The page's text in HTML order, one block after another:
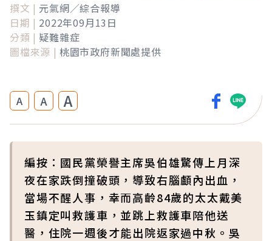
撰文 | 元氣網／綜合報導
日期 | 2022年09月13日
分類 | 疑難雜症
圖檔來源 | 桃園市政府新聞處提供
A A A
編按：國民黨榮譽主席吳伯雄驚傳上月深
夜在家跌倒撞破頭，導致右腦顱內出血，
當場不醒人事，幸而高齡84歲的太太戴美
玉鎮定叫救護車，並跳上救護車陪他送
醫，住院一週後才能出院返家過中秋。吳